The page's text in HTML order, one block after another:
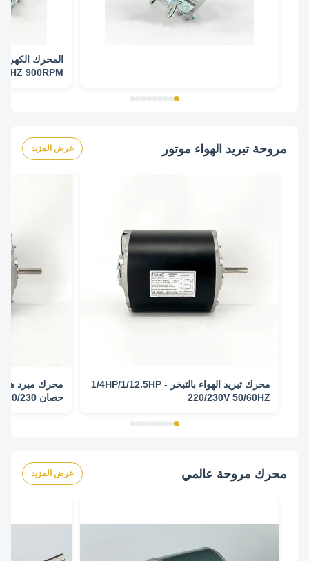
900RPM
مروحة تبريد الهواء موتور عرض المزيد
محرك تبريد الهواء بالتبخر - 1/4HP/1/12.5HP
220/230V 50/60HZ
محرك مروحة عالمي عرض المزيد